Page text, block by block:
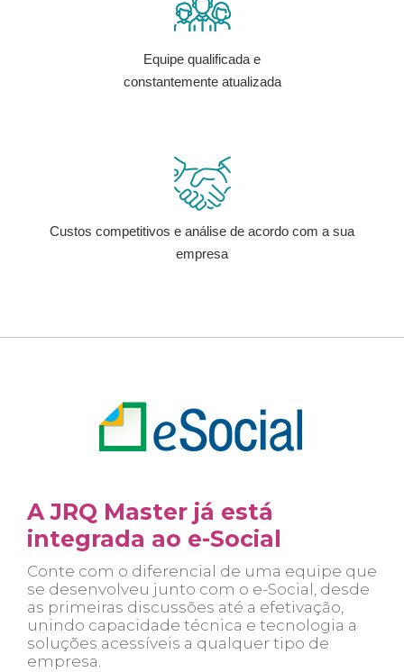
Equipe qualificada e
constantemente atualizada
Custos competitivos e análise de acordo com a sua
empresa
A JRQ Master já está
integrada ao e-Social
Conte com o diferencial de uma equipe que
se desenvolveu junto com o e-Social, desde
as primeiras discussões até a efetivação,
unindo capacidade técnica e tecnologia a
soluções acessíveis a qualquer tipo de
empresa.